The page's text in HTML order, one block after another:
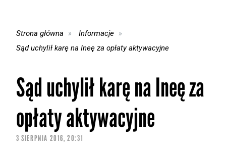
Strona główna
Informacje
Sąd uchylił karę na Ineę za opłaty aktywacyjne
Sąd uchylił karę na Ineę za
opłaty aktywacyjne
3 SIERPNIA 2016, 20:31